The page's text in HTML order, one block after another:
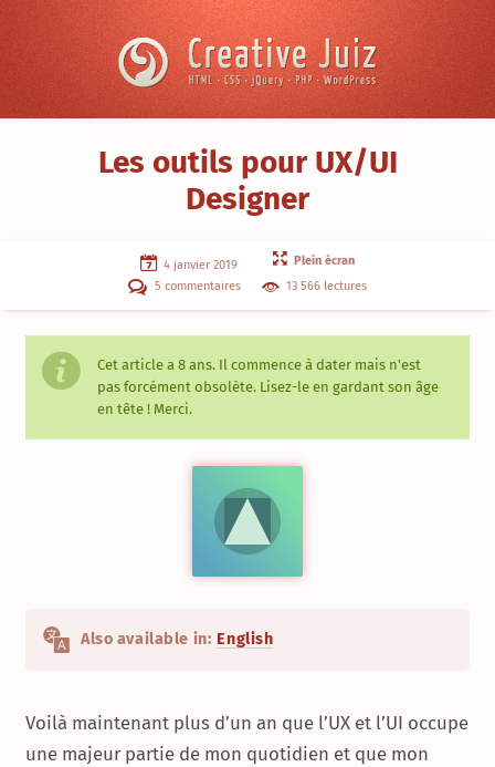
Les outils pour UX/UI
Designer
4 janvier 2019
Plein écran
5 commentaires
13 566 lectures
Cet article a 8 ans. Il commence à dater mais n'est
pas forcément obsolète. Lisez-le en gardant son âge
en tête ! Merci.
Also available in: English
Voilà maintenant plus d’un an que l’UX et l’UI occupe
une majeur partie de mon quotidien et que mon